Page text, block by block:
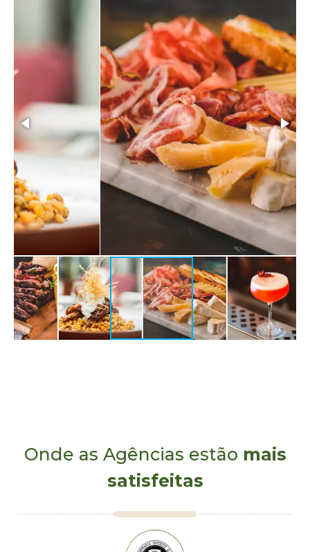
Onde as Agências estão mais
satisfeitas